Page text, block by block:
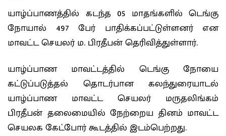
யாழ்ப்பாணத்தில் கடந்த 05 மாதங்களில் டெங்கு
நோயால் 497 பேர் பாதிக்கப்பட்டுள்ளனர் என
மாவட்ட செயலர் ம. பிரதீபன் தெரிவித்துள்ளார்.
யாழ்ப்பாண மாவட்டத்தில் டெங்கு நோயை
கட்டுப்படுத்தல் தொடர்பான கலந்துரையாடல்
யாழ்ப்பாண மாவட்ட செயலர் மருதலிங்கம்
பிரதீபன் தலைமையில் நேற்றைய தினம் மாவட்ட
செயலக கேட்போர் கூடத்தில் இடம்பெற்றது.